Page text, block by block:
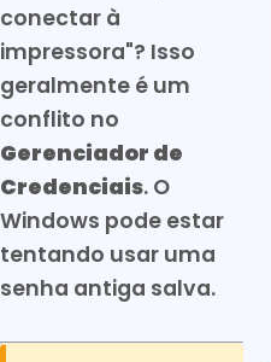
conectar à
impressora"? Isso
geralmente é um
conflito no
Gerenciador de
Credenciais. O
Windows pode estar
tentando usar uma
senha antiga salva.